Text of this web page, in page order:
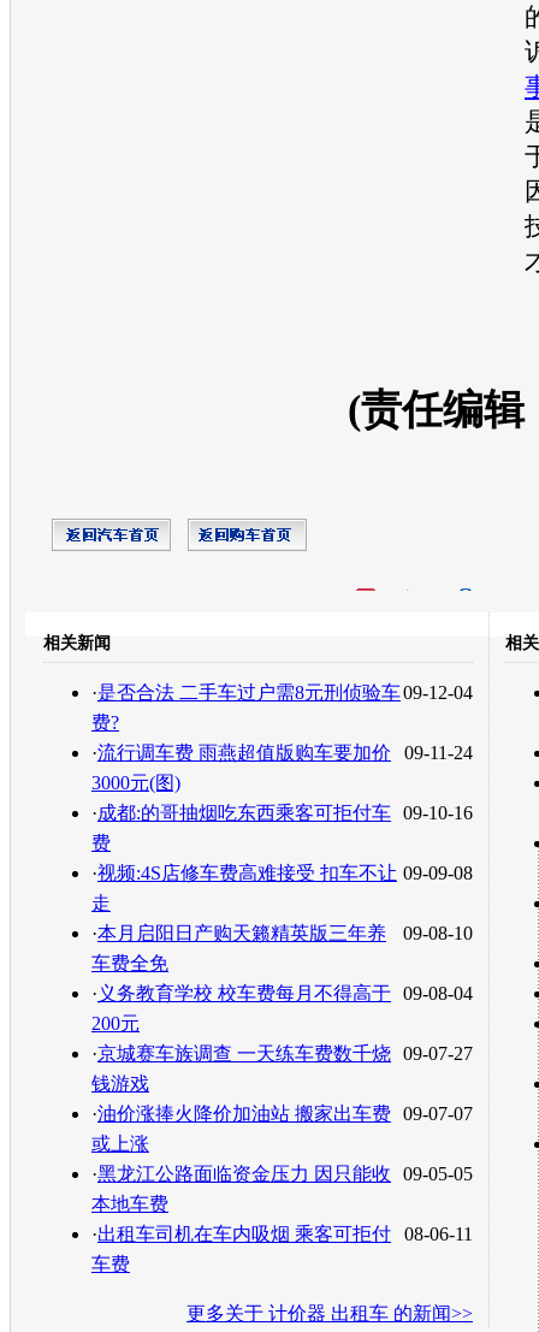
(责任编辑
转发至：
相关新闻
09-12-04
·是否合法 二手车过户需8元刑侦验车
费?
09-11-24
·流行调车费 雨燕超值版购车要加价
3000元(图)
09-10-16
·成都:的哥抽烟吃东西乘客可拒付车
费
09-09-08
·视频:4S店修车费高难接受 扣车不让
走
09-08-10
·本月启阳日产购天籁精英版三年养
车费全免
09-08-04
· 义务教育学校 校车费每月不得高于
200元
09-07-27
·京城赛车族调查 一天练车费数千烧
钱游戏
09-07-07
·油价涨捧火降价加油站 搬家出车费
或上涨
09-05-05
·黑龙江公路面临资金压力 因只能收
本地车费
08-06-11
·出租车司机在车内吸烟 乘客可拒付
车费
更多关于 计价器 出租车 的新闻>>
相